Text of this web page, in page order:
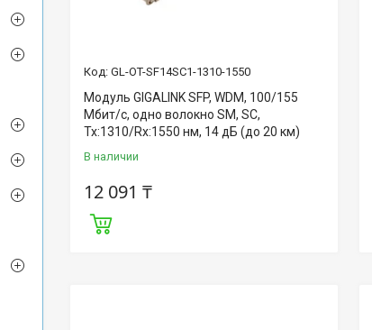
GL-OT-SF14SC1-1310-1550
Модуль GIGALINK SFP, WDM, 100/155
Мбит/c, одно волокно SM, SC,
Tx:1310/Rx:1550 нм, 14 дБ (до 20 км)
В наличии
12 091 ₸